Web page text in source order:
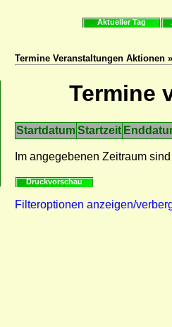
Aktueller Tag
Termine Veranstaltungen Aktionen
Termine
StartdatumStartzeit
Im angegebenen Zeitraum
Druckvorschau
Filteroptionen anzeigen/